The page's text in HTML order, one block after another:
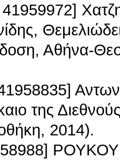
Αθήνα-
της
2014).